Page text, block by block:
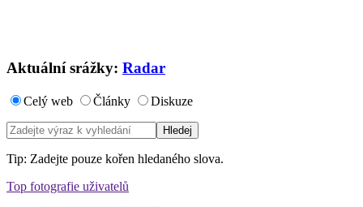
Aktuální srážky: Radar
Celý web Články Diskuze
Tip: Zadejte pouze kořen hledaného slova.
Top fotografie uživatelů